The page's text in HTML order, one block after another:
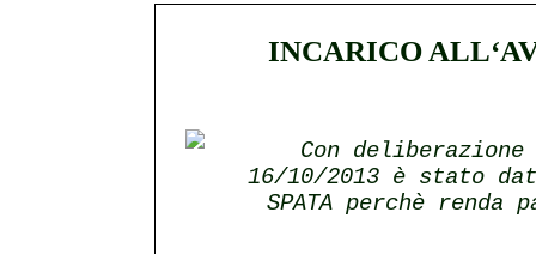
INCARICO
Con
16/10/2013 è stato
SPATA perchè